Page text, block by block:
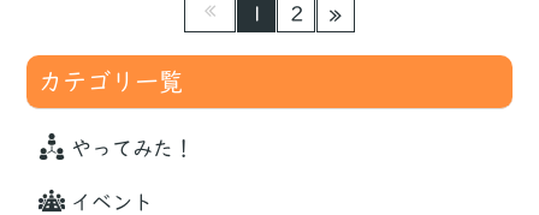
1 2
カテゴリ一覧
やってみた！
イベント